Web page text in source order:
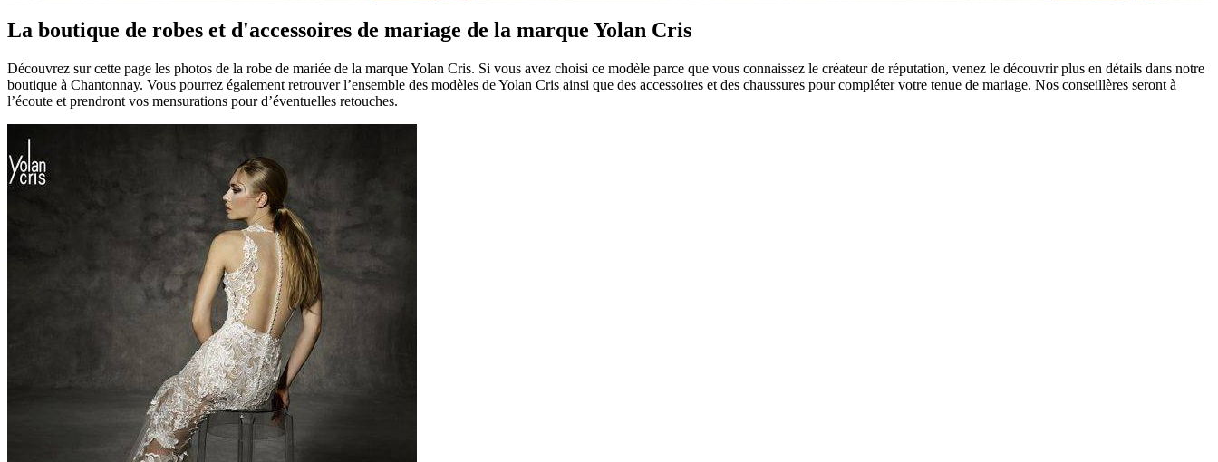
La boutique de robes et d'accessoires de mariage de la marque Yolan Cris
Découvrez sur cette page les photos de la robe de mariée de la marque Yolan Cris. Si vous avez choisi ce modèle parce que vous connaissez le créateur de réputation, venez le découvrir plus en détails dans notre
boutique à Chantonnay. Vous pourrez également retrouver l’ensemble des modèles de Yolan Cris ainsi que des accessoires et des chaussures pour compléter votre tenue de mariage. Nos conseillères seront à
l’écoute et prendront vos mensurations pour d’éventuelles retouches.